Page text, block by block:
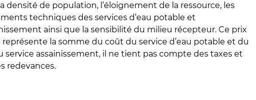
densité de population, l’éloignement de la ressource, les
techniques des services d’eau potable et
ainsi que la sensibilité du milieu récepteur. Ce prix
la somme du coût du service d’eau potable et du
service assainissement, il ne tient pas compte des taxes et
redevances.